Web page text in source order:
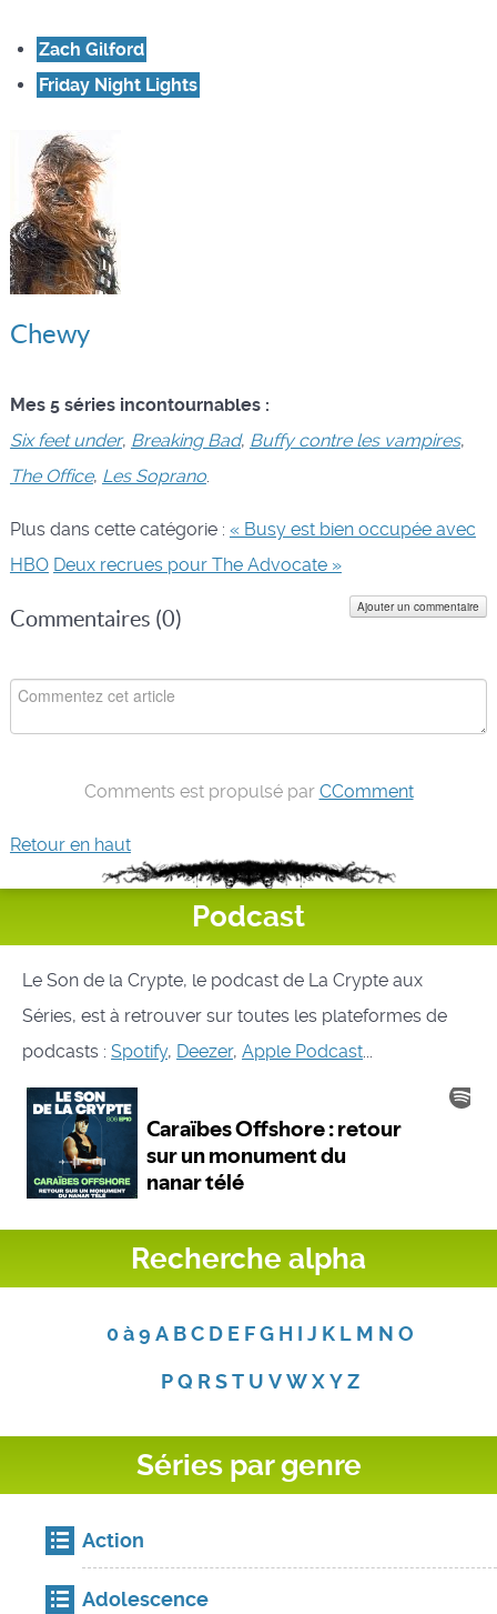
Zach Gilford
Friday Night Lights
Chewy
Mes 5 séries incontournables :
Six feet under, Breaking Bad, Buffy contre les vampires,
The Office, Les Soprano.
Plus dans cette catégorie : « Busy est bien occupée avec
HBO Deux recrues pour The Advocate »
Commentaires (0)
Ajouter un commentaire
Comments est propulsé par CComment
Retour en haut
Podcast
Le Son de la Crypte, le podcast de La Crypte aux
Séries, est à retrouver sur toutes les plateformes de
podcasts : Spotify, Deezer, Apple Podcast
Recherche alpha
0 à 9 A B C D E F G H I J K L M N O
P Q R S T U V W X Y Z
Séries par genre
Action
Adolescence